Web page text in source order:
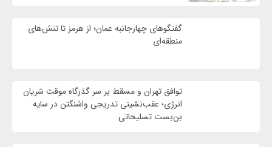
گفتگوهای چهارجانبه عمان؛ از هرمز تا تنش‌های
منطقه‌ای
توافق تهران و مسقط بر سر گذرگاه موقت شریان
انرژی؛ عقب‌نشینی تدریجی واشنگتن در سایه
بن‌بست تسلیحاتی